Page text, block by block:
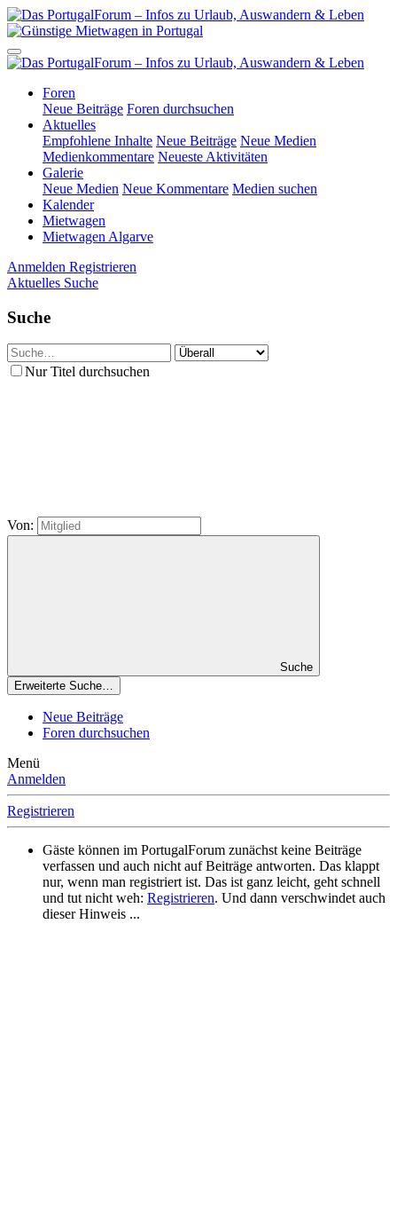
Foren
Neue Beiträge Foren durchsuchen
Aktuelles
Empfohlene Inhalte Neue Beiträge Neue Medien
Medienkommentare Neueste Aktivitäten
Galerie
Neue Medien Neue Kommentare Medien suchen
Kalender
Mietwagen
Mietwagen Algarve
Anmelden Registrieren
Aktuelles Suche
Suche
Nur Titel durchsuchen
Von:
Suche
Erweiterte Suche…
Neue Beiträge
Foren durchsuchen
Menü
Anmelden
Registrieren
Gäste können im PortugalForum zunächst keine Beiträge
verfassen und auch nicht auf Beiträge antworten. Das klappt
nur, wenn man registriert ist. Das ist ganz leicht, geht schnell
und tut nicht weh: Registrieren. Und dann verschwindet auch
dieser Hinweis ...